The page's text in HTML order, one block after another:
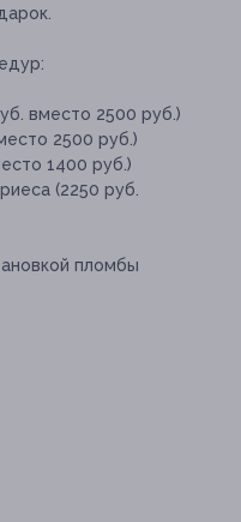
вместо 2500 руб.)
2500 руб.)
1400 руб.)
(2250 руб.
пломбы